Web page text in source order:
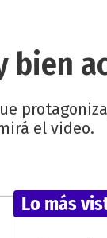
bien
el video.
Lo más